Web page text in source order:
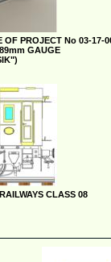
OF PROJECT No 03-17-
GAUGE
CLASS 08